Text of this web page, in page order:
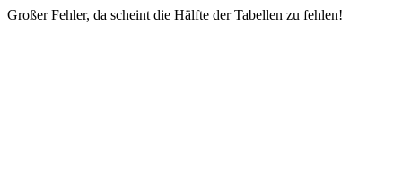
Großer Fehler, da scheint die Hälfte der Tabellen zu fehlen!